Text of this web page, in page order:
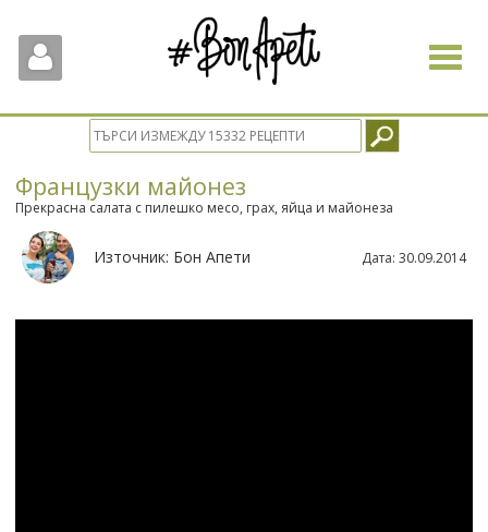
Toggle
Французки майонез
Прекрасна салата с пилешко месо, грах, яйца и майонеза
Източник: Бон Апети Дата: 30.09.2014